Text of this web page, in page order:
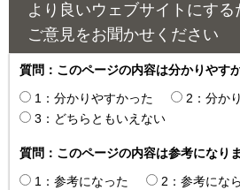
より良いウェブサイトにす
ご意見をお聞かせください
質問：このページの内容は分かりやす
1：分かりやすかった
2：分か
3：どちらともいえない
質問：このページの内容は参考になり
1：参考になった
2：参考にな